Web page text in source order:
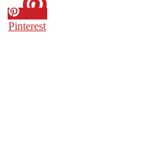
Pinterest